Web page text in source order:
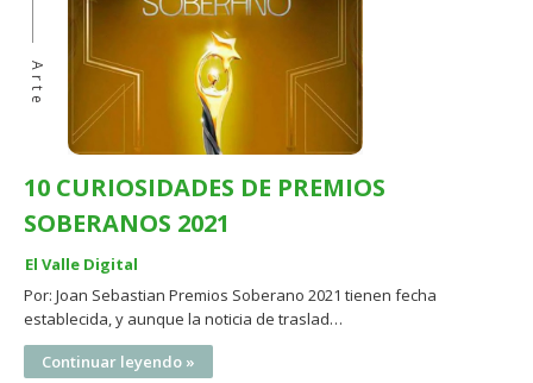
Arte
10 CURIOSIDADES DE PREMIOS
SOBERANOS 2021
El Valle Digital
Por: Joan Sebastian Premios Soberano 2021 tienen fecha
establecida, y aunque la noticia de traslad…
Continuar leyendo »